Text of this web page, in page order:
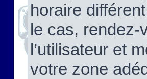
horaire
le cas, rendez-
l’utilisateur et
votre zone